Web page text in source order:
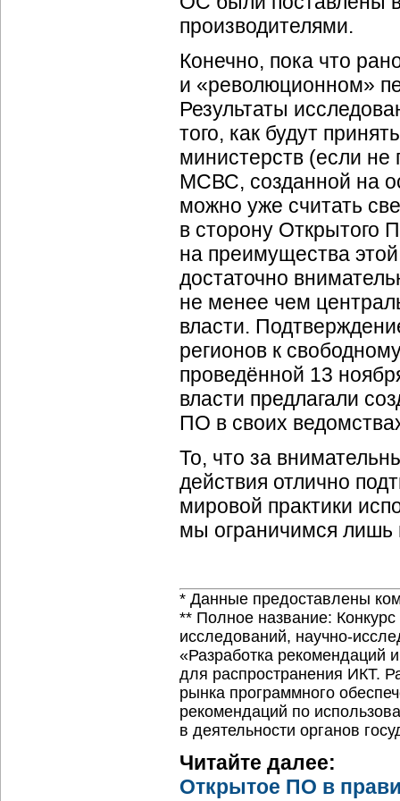
производителями.
Конечно, пока что
и «революционном»
Результаты
того, как будут
министерств (если
МСВС, созданной на
можно уже считать
в сторону Открытого
на преимущества этой
достаточно
не менее чем
власти.
регионов к
проведённой 13
власти предлагали
ПО в своих
То, что за
действия отлично
мировой практики
мы ограничимся лишь
* Данные предоставлены
** Полное название:
исследований, научно-
«Разработка рекомендаций
для распространения ИКТ.
рынка программного
рекомендаций по
в деятельности органов
Читайте далее:
Открытое ПО в